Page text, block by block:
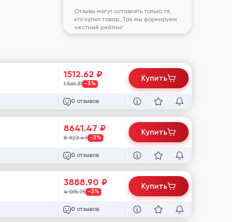
Отзывы могут оставлять только те,
кто купил товар. Так мы формируем
честный рейтинг
1512.62 ₽
1 561.31 -3%
0 отзывов
Купить
8641.47 ₽
8 923.49 -3%
0 отзывов
Купить
3888.90 ₽
4 015.75 -3%
0 отзывов
Купить